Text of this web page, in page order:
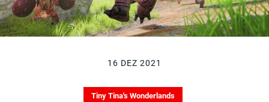
16 DEZ 2021
Tiny Tina's Wonderlands